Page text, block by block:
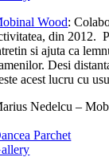
Wood:
din 2012.
si ajuta ca
Desi
acest lucru cu
Nedelcu –
Parchet